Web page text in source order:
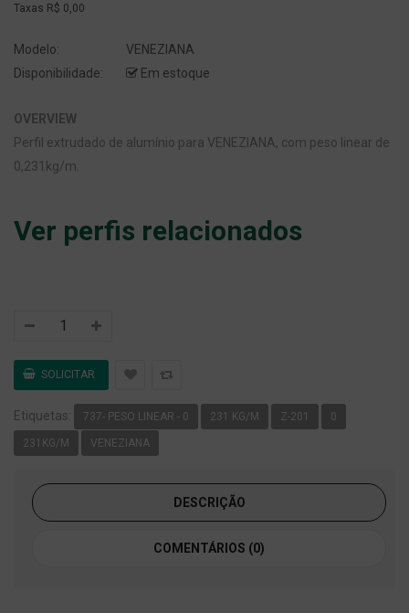
Taxas R$ 0,00
Modelo:
VENEZIANA
Disponibilidade:
Em estoque
OVERVIEW
Perfil extrudado de alumínio para VENEZIANA, com peso linear de
0,231kg/m.
Ver perfis relacionados
Etiquetas: 737- PESO LINEAR - 0 231 KG/M Z-201 0
231KG/M VENEZIANA
DESCRIÇÃO
COMENTÁRIOS (0)